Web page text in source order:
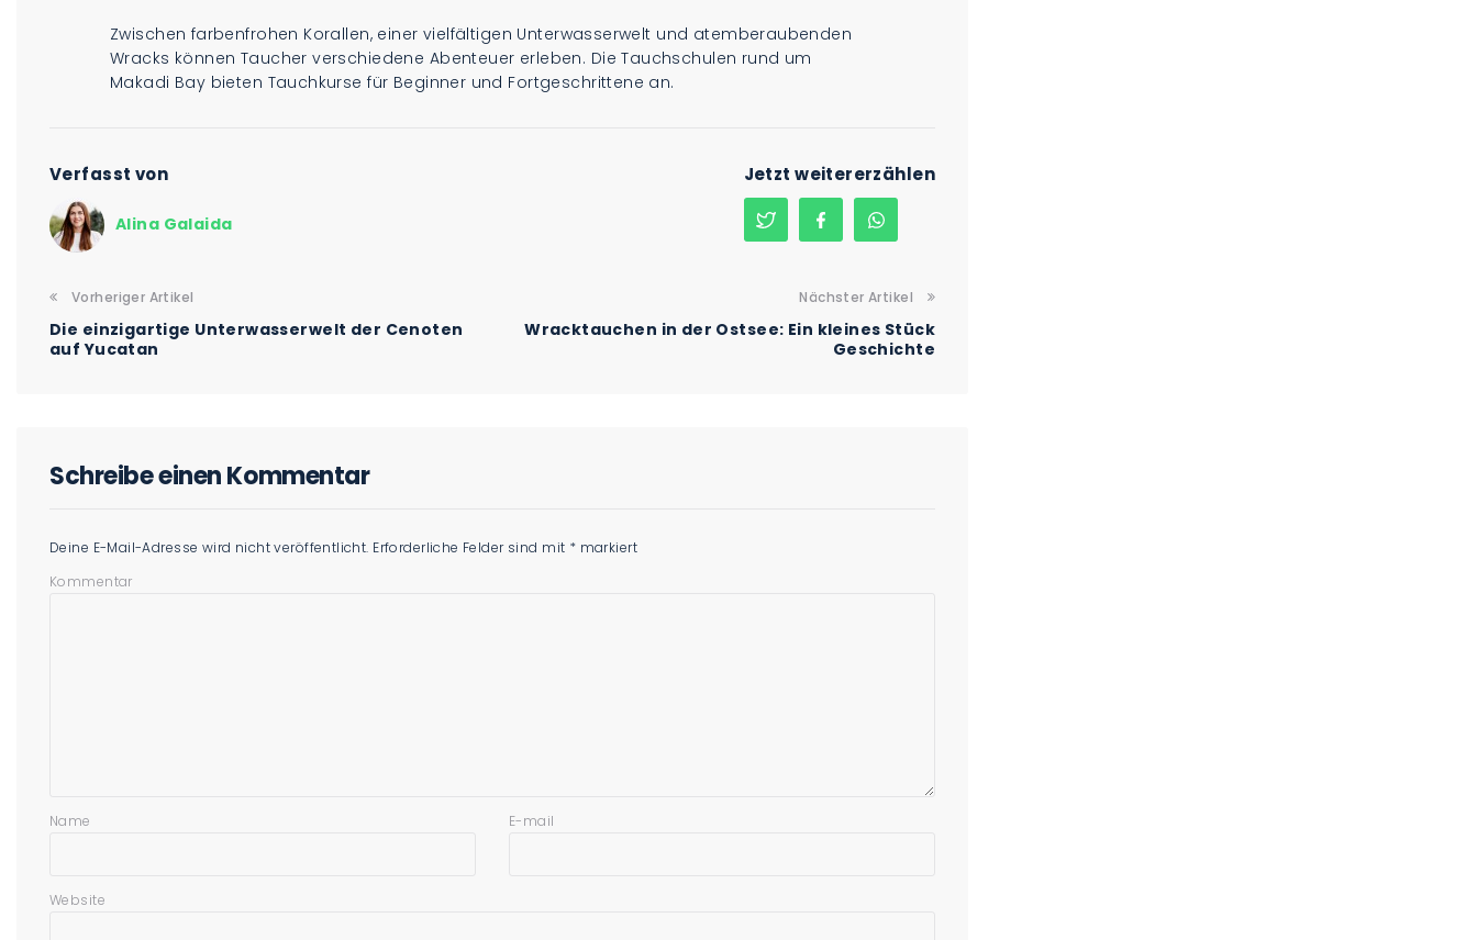
Zwischen farbenfrohen Korallen, einer vielfältigen Unterwasserwelt und atemberaubenden
Wracks können Taucher verschiedene Abenteuer erleben. Die Tauchschulen rund um
Makadi Bay bieten Tauchkurse für Beginner und Fortgeschrittene an.
Verfasst von
Alina Galaida
Jetzt weitererzählen
Vorheriger Artikel
Die einzigartige Unterwasserwelt der Cenoten
auf Yucatan
Nächster Artikel
Wracktauchen in der Ostsee: Ein kleines Stück
Geschichte
Schreibe einen Kommentar
Deine E-Mail-Adresse wird nicht veröffentlicht. Erforderliche Felder sind mit * markiert
Kommentar
Name E-mail
Website